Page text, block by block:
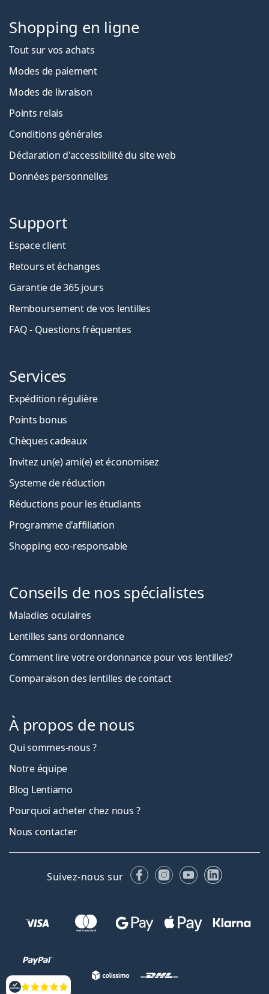
Évaluation
Shopping en ligne
Tout sur vos achats
Modes de paiement
Modes de livraison
Points relais
Conditions générales
Déclaration d'accessibilité du site web
Données personnelles
Support
Espace client
Retours et échanges
Garantie de 365 jours
Remboursement de vos lentilles
FAQ - Questions fréquentes
Services
Expédition régulière
Points bonus
Chèques cadeaux
Invitez un(e) ami(e) et économisez
Systeme de réduction
Réductions pour les étudiants
Programme d'affiliation
Shopping eco-responsable
Conseils de nos spécialistes
Maladies oculaires
Lentilles sans ordonnance
Comment lire votre ordonnance pour vos lentilles?
Comparaison des lentilles de contact
À propos de nous
Qui sommes-nous ?
Notre équipe
Blog Lentiamo
Pourquoi acheter chez nous ?
Nous contacter
Suivez-nous sur FacebookInstagram
YouTubeLinkedIn